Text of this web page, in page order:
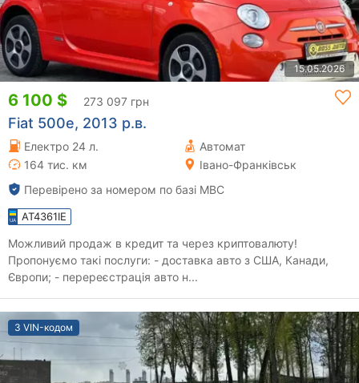
15.05.2026
6 100 $ 273 097 грн
Fiat 500e, 2013 р.в.
Електро 24 л.
Автомат
164 тис. км
Івано-Франківськ
Перевірено за номером по базі МВС
AT4361IE
Можливий продаж в кредит та через криптовалюту!
Пропонуємо такі послуги: - доставка авто з США, Канади,
Європи; - перереєстрація авто н...
З VIN-кодом